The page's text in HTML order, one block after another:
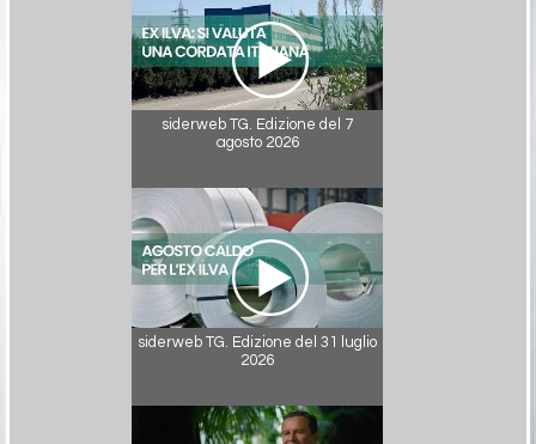
siderweb TG. Edizione del 7
agosto 2026
siderweb TG. Edizione del 31 luglio
2026